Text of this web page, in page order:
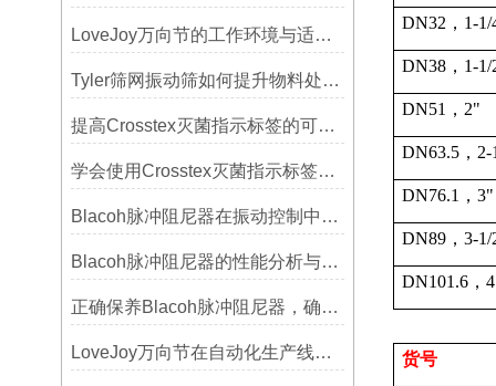
LoveJoy万向节的工作环境与适用范围
Tyler筛网振动筛如何提升物料处理能力
提高Crosstex灭菌指示标签的可见性和识别度的方法
学会使用Crosstex灭菌指示标签提高无菌保证水平
Blacoh脉冲阻尼器在振动控制中的作用分析
Blacoh脉冲阻尼器的性能分析与测试方法
正确保养Blacoh脉冲阻尼器，确保长期稳定运行
LoveJoy万向节在自动化生产线中的核心作用
DN32 ， 1-
DN38 ， 1-
DN51 ， 2"
DN63.5 ， 2-
DN76.1 ， 3"
DN89 ， 3-1/
DN101.6 ，
货号